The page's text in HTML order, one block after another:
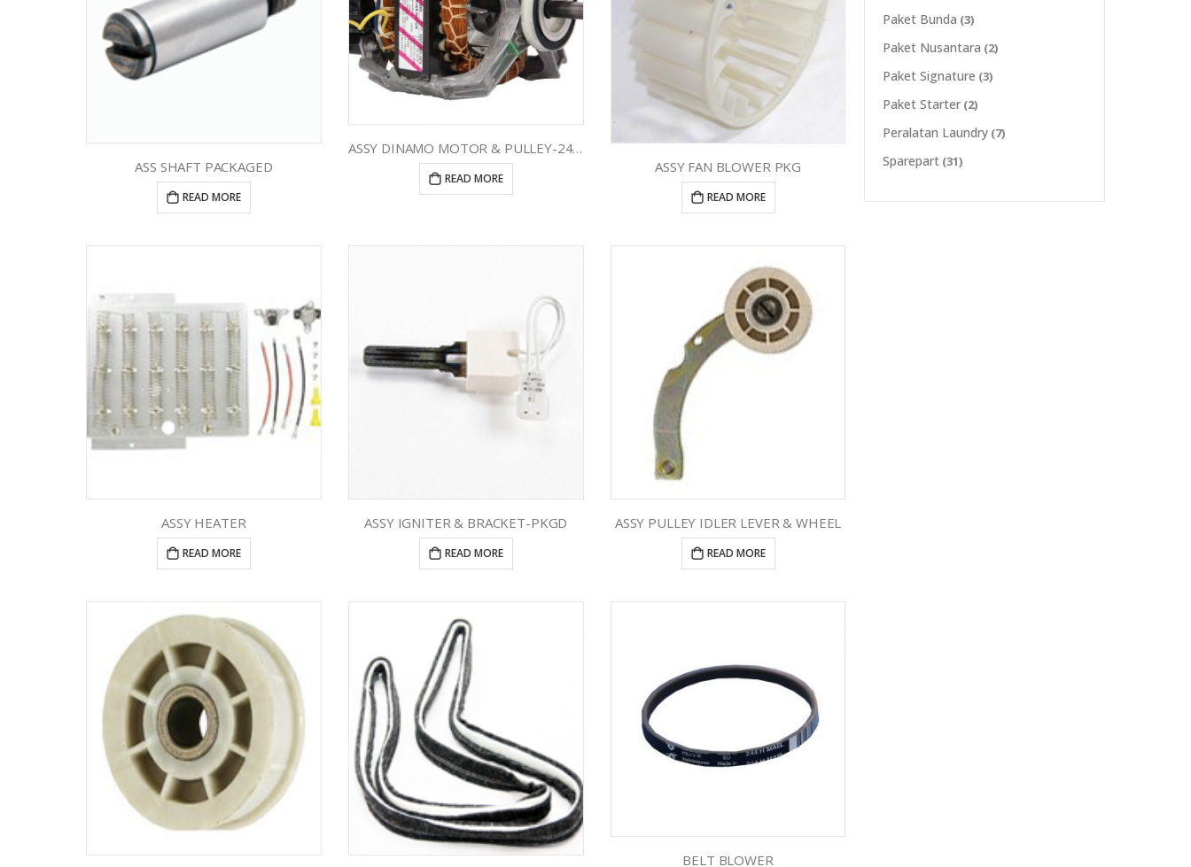
ASS SHAFT PACKAGED
READ MORE
ASSY DINAMO MOTOR & PULLEY-240/50 505843P
READ MORE
ASSY FAN BLOWER PKG
READ MORE
ASSY HEATER
READ MORE
ASSY IGNITER & BRACKET-PKGD
READ MORE
ASSY PULLEY IDLER LEVER & WHEEL
READ MORE
BELT BLOWER
Paket Bunda (3)
Paket Nusantara (2)
Paket Signature (3)
Paket Starter (2)
Peralatan Laundry (7)
Sparepart (31)